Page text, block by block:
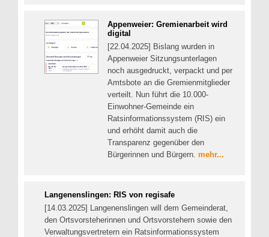
Appenweier: Gremienarbeit wird
digital
[22.04.2025] Bislang wurden in
Appenweier Sitzungsunterlagen
noch ausgedruckt, verpackt und per
Amtsbote an die Gremienmitglieder
verteilt. Nun führt die 10.000-
Einwohner-Gemeinde ein
Ratsinformationssystem (RIS) ein
und erhöht damit auch die
Transparenz gegenüber den
Bürgerinnen und Bürgern. mehr...
Langenenslingen: RIS von regisafe
[14.03.2025] Langenenslingen will dem Gemeinderat,
den Ortsvorsteherinnen und Ortsvorstehern sowie den
Verwaltungsvertretern ein Ratsinformationssystem